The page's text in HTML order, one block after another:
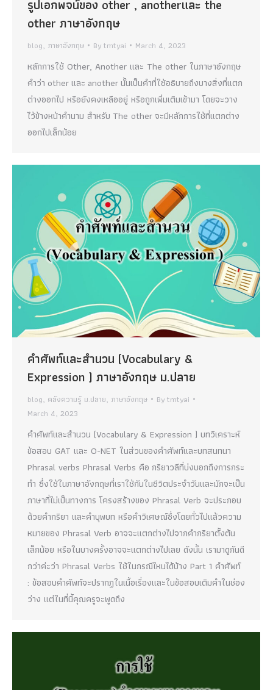
รูปเอกพจน์ของ other , anotherและ the
other ภาษาอังกฤษ
blog, ภาษาอังกฤษ Bytmtyai March 4, 2023
หลักการใช้ Other, Another และ The other ในภาษาอังกฤษ
คำว่า other และ another นั้นเป็นคำที่ใช้อธิบายถึงบางสิ่งที่แตก
ต่างออกไป หรือยังคงเหลืออยู่ หรือถูกเพิ่มเติมเข้ามา โดยจะวาง
ไว้ข้างหน้าคำนาม สำหรับ The other จะมีหลักการใช้ที่แตกต่าง
ออกไปเล็กน้อย
คําศัพท์และสํานวน (Vocabulary &
Expression ) ภาษาอังกฤษ ม.ปลาย
blog, คลังความรู้ ม.ปลาย, ภาษาอังกฤษ Bytmtyai
March 4, 2023
คําศัพท์และสํานวน (Vocabulary & Expression ) บทวิเคราะห์
ข้อสอบ GAT และ O-NET ในส่วนของคําศัพท์และบทสนทนา
Phrasal verbs Phrasal Verbs คือ กริยาวลีที่บ่งบอกถึงการกระ
ทำ ซึ่งใช้ในภาษาอังกฤษที่เราใช้กันในชีวิตประจำวันและมักจะเป็น
ภาษาที่ไม่เป็นทางการ โครงสร้างของ Phrasal Verb จะประกอบ
ด้วยคำกริยา และคำบุพบท หรือคำวิเศษณ์ซึ่งโดยทั่วไปแล้วความ
หมายของ Phrasal Verb อาจจะแตกต่างไปจากคำกริยาตั้งต้น
เล็กน้อย หรือในบางครั้งอาจจะแตกต่างไปเลย ดังนั้น เรามาดูกันดี
กว่าค่ะว่า Phrasal Verbs ใช้ในกรณีไหนได้บ้าง Part 1 คําศัพท์
: ข้อสอบคําศัพท์จะปรากฏในเนื้อเรื่องและในข้อสอบเติมคําในช่อง
ว่าง แต่ในที่นี้คุณครูจะพูดถึง